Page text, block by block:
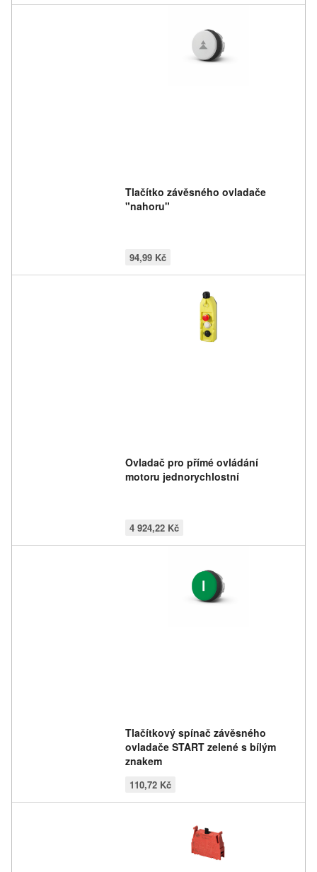
Tlačítko závěsného ovladače
"nahoru"
94,99 Kč
Ovladač pro přímé ovládání
motoru jednorychlostní
4 924,22 Kč
Tlačítkový spínač závěsného
ovladače START zelené s bílým
znakem
110,72 Kč